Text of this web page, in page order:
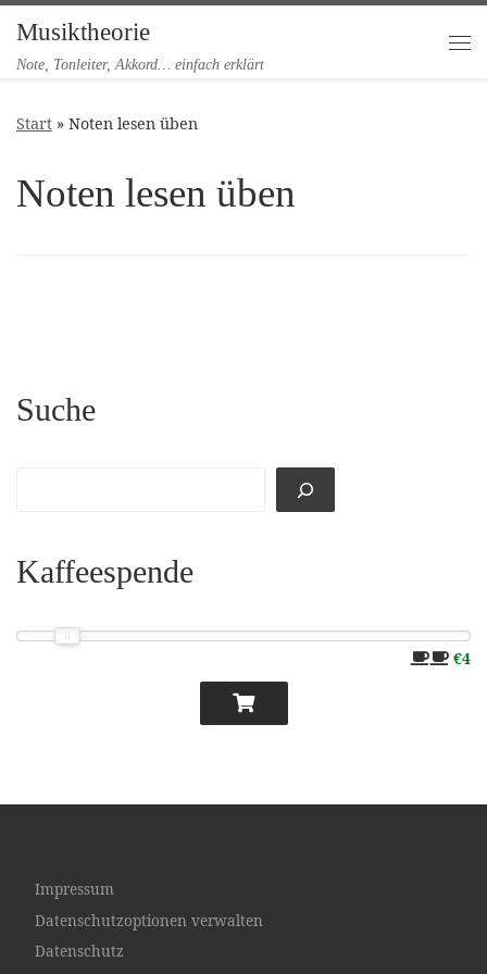
Zum Inhalt springen
Musiktheorie
Note, Tonleiter, Akkord… einfach erklärt
Start » Noten lesen üben
Noten lesen üben
Suche
Kaffeespende
€4
Impressum
Datenschutzoptionen verwalten
Datenschutz